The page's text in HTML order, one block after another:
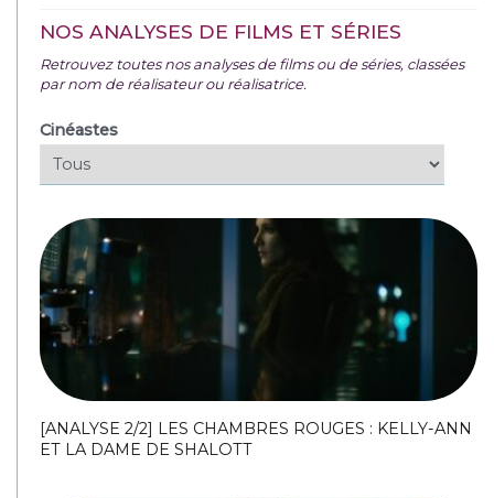
NOS ANALYSES DE FILMS ET SÉRIES
Retrouvez toutes nos analyses de films ou de séries, classées
par nom de réalisateur ou réalisatrice.
Cinéastes
[ANALYSE 2/2] LES CHAMBRES ROUGES : KELLY-ANN
ET LA DAME DE SHALOTT